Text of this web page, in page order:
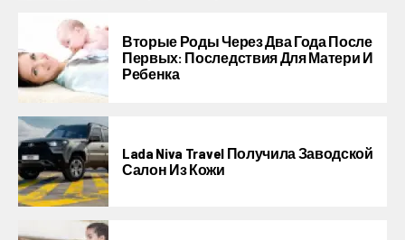
Вторые Роды Через Два Года После
Первых: Последствия Для Матери И
Ребенка
Lada Niva Travel Получила Заводской
Салон Из Кожи